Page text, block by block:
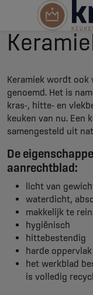
Keramiek wordt ook
genoemd. Het is
kras-, hitte- en
keuken van nu. Een
samengesteld uit
De
aanrechtblad:
licht van
waterdicht,
makkelijk te
hygiënisch
hittebestendig
harde
het werkblad
is volledig